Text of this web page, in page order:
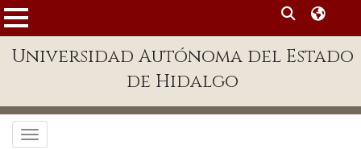
Enlaces
Directorio
Universidad Autónoma del Estado
de Hidalgo
Toggle navigation